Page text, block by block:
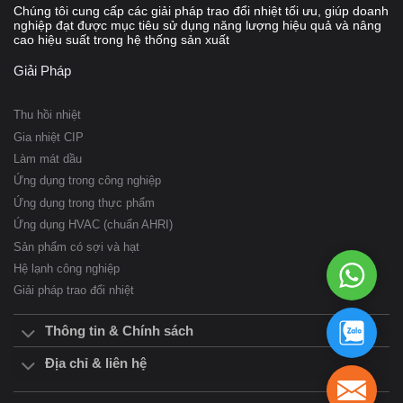
Chúng tôi cung cấp các giải pháp trao đổi nhiệt tối ưu, giúp doanh
nghiệp đạt được mục tiêu sử dụng năng lượng hiệu quả và nâng
cao hiệu suất trong hệ thống sản xuất
Giải Pháp
Thu hồi nhiệt
Gia nhiệt CIP
Làm mát dầu
Ứng dụng trong công nghiệp
Ứng dụng trong thực phẩm
Ứng dụng HVAC (chuẩn AHRI)
Sản phẩm có sợi và hạt
Hệ lạnh công nghiệp
Giải pháp trao đổi nhiệt
Thông tin & Chính sách
Địa chỉ & liên hệ
098
957
3834
098
957
3834